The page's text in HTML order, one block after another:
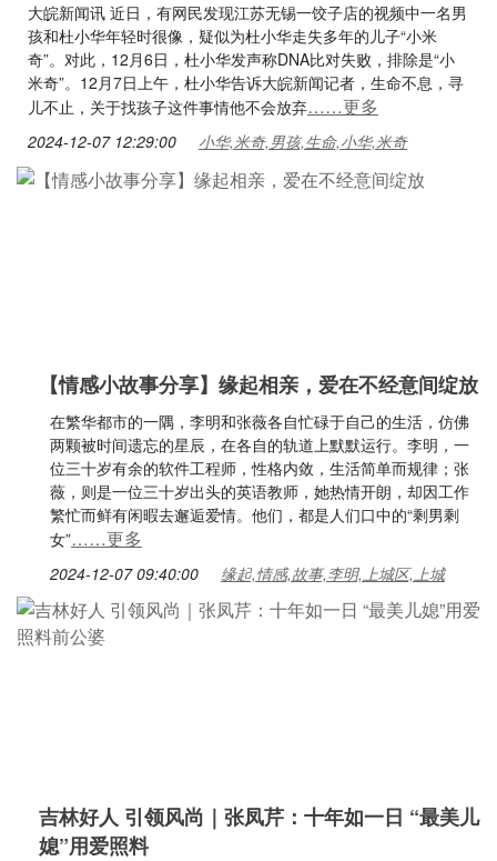
大皖新闻讯 近日，有网民发现江苏无锡一饺子店的视频中一名男
孩和杜小华年轻时很像，疑似为杜小华走失多年的儿子“小米
奇”。对此，12月6日，杜小华发声称DNA比对失败，排除是“小
米奇”。12月7日上午，杜小华告诉大皖新闻记者，生命不息，寻
儿不止，关于找孩子这件事情他不会放弃……更多
2024-12-07 12:29:00 小华,米奇,男孩,生命,小华,米奇
【情感小故事分享】缘起相亲，爱在不经意间绽放
在繁华都市的一隅，李明和张薇各自忙碌于自己的生活，仿佛
两颗被时间遗忘的星辰，在各自的轨道上默默运行。李明，一
位三十岁有余的软件工程师，性格内敛，生活简单而规律；张
薇，则是一位三十岁出头的英语教师，她热情开朗，却因工作
繁忙而鲜有闲暇去邂逅爱情。他们，都是人们口中的“剩男剩
女”……更多
2024-12-07 09:40:00 缘起,情感,故事,李明,上城区,上城
吉林好人 引领风尚｜张凤芹：十年如一日 “最美儿
媳”用爱照料